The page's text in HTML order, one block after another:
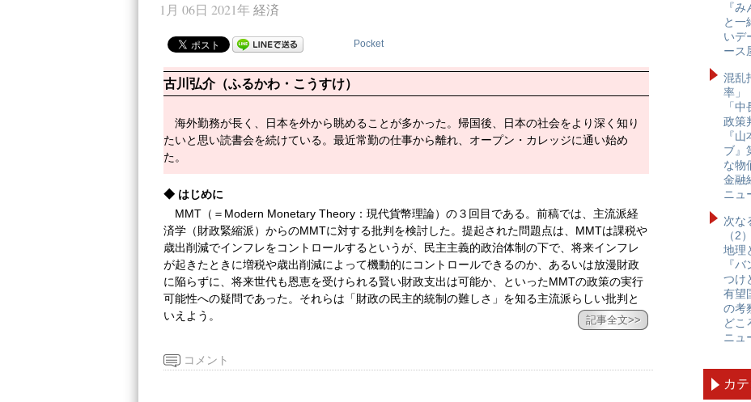
1月 06日 2021年 経済
Pocket
古川弘介（ふるかわ・こうすけ）
海外勤務が長く、日本を外から眺めることが多かった。帰国後、日本の社会をより深く知り
たいと思い読書会を続けている。最近常勤の仕事から離れ、オープン・カレッジに通い始め
た。
◆ はじめに
MMT（＝Modern Monetary Theory：現代貨幣理論）の３回目である。前稿では、主流派経
済学（財政緊縮派）からのMMTに対する批判を検討した。提起された問題点は、MMTは課税や
歳出削減でインフレをコントロールするというが、民主主義的政治体制の下で、将来インフレ
が起きたときに増税や歳出削減によって機動的にコントロールできるのか、あるいは放漫財政
に陥らずに、将来世代も恩恵を受けられる賢い財政支出は可能か、といったMMTの政策の実行
可能性への疑問であった。それらは「財政の民主的統制の難しさ」を知る主流派らしい批判と
いえよう。
記事全文>>
コメント
『
と一
いデ
ース
混乱
率」
「
政策
『
ブ』
な物
金融
ニュ
次な
（2）
地理
『
つけ
有望
の考
どこ
ニュ
カ